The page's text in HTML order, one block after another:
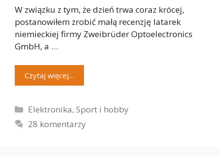
W związku z tym, że dzień trwa coraz krócej,
postanowiłem zrobić małą recenzję latarek
niemieckiej firmy Zweibrüder Optoelectronics
GmbH, a …
Czytaj więcej…
Kategorie
Elektronika,Sport i hobby
28 komentarzy